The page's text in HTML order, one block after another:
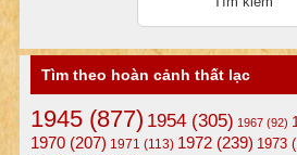
Tìm theo hoàn cảnh thất lạc
1945(877) 1954(305) 1967(92)
1970(207) 1971 (113) 1972(239) 1973